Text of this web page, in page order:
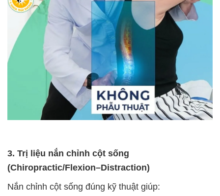
3. Trị liệu nắn chỉnh cột sống
(Chiropractic/Flexion–Distraction)
Nắn chỉnh cột sống đúng kỹ thuật giúp: